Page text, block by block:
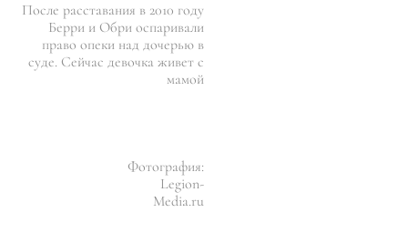
После расставания в 2010 году
Берри и Обри оспаривали
право опеки над дочерью в
суде. Сейчас девочка живет с
мамой
Фотография:
Legion-
Media.ru